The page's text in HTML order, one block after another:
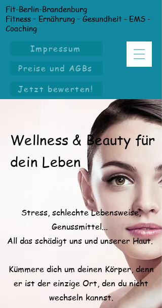
Fit-Berlin-Brandenburg
Fitness – Ernährung – Gesundheit - EMS -
Coaching
Impressum
Preise und AGBs
Jetzt bewerten!
Wellness & Beauty für
dein Leben
Stress, schlechte Lebensweise,
Genussmittel...
All das schädigt uns und unserer Haut.
Kümmere dich um deinen Körper, denn
er ist der einzige Ort, den du nicht
wechseln kannst.